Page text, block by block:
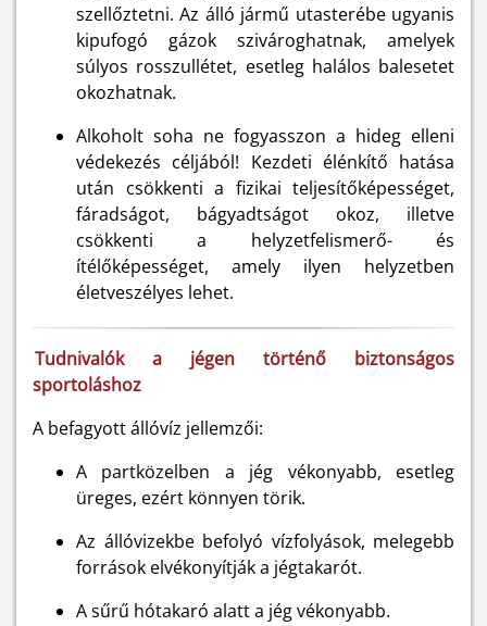
szellőztetni. Az álló jármű utasterébe ugyanis
kipufogó gázok szivároghatnak, amelyek
súlyos rosszullétet, esetleg halálos balesetet
okozhatnak.
Alkoholt soha ne fogyasszon a hideg elleni
védekezés céljából! Kezdeti élénkítő hatása
után csökkenti a fizikai teljesítőképességet,
fáradságot, bágyadtságot okoz, illetve
csökkenti a helyzetfelismerő- és
ítélőképességet, amely ilyen helyzetben
életveszélyes lehet.
Tudnivalók a jégen történő biztonságos
sportoláshoz
A befagyott állóvíz jellemzői:
A partközelben a jég vékonyabb, esetleg
üreges, ezért könnyen törik.
Az állóvizekbe befolyó vízfolyások, melegebb
források elvékonyítják a jégtakarót.
A sűrű hótakaró alatt a jég vékonyabb.